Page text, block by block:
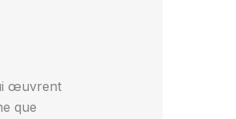
œuvrent
que